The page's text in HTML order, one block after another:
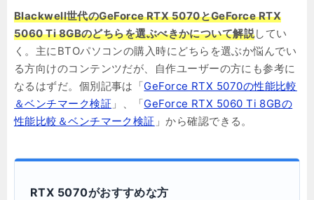
Blackwell世代のGeForce RTX 5070とGeForce RTX
5060 Ti 8GBのどちらを選ぶべきかについて解説してい
く。主にBTOパソコンの購入時にどちらを選ぶか悩んでい
る方向けのコンテンツだが、自作ユーザーの方にも参考に
なるはずだ。個別記事は「GeForce RTX 5070の性能比較
＆ベンチマーク検証 」、「GeForce RTX 5060 Ti 8GBの
性能比較＆ベンチマーク検証 」から確認できる。
RTX 5070がおすすめな方